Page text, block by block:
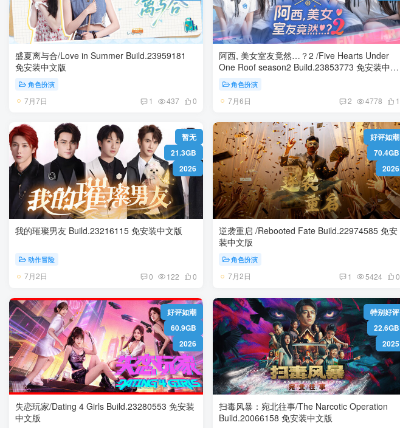
盛夏离与合/Love in Summer Build.23959181
免安装中文版
角色扮演
7月7日 1 437 0
阿西, 美女室友竟然…？2 /Five Hearts Under
One Roof season2 Build.23853773 免安装中文
角色扮演
7月6日 2 4778 1
暂无
21.3GB
2026
我的璀璨男友 Build.23216115 免安装中文版
动作冒险
7月2日 0 122 0
好评如潮
70.4GB
2026
逆袭重启 /Rebooted Fate Build.22974585 免安
装中文版
角色扮演
7月2日 1 5424 0
好评如潮
60.9GB
2026
失恋玩家/Dating 4 Girls Build.23280553 免安装
中文版
特别好评
22.6GB
2025
扫毒风暴：宛北往事/The Narcotic Operation
Build.20066158 免安装中文版